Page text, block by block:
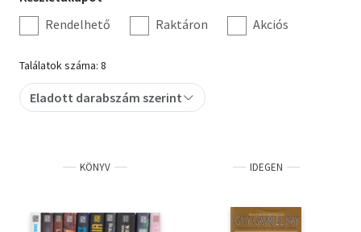
Irodalom
Művészet
Szakkönyv
Tankönyv, segédkönyv
szűrés
Rendelhető
Raktáron Akciós
Találatok száma: 8
Eladott darabszám szerint
KÖNYV IDEGEN